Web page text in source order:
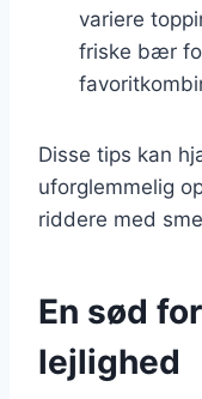
variere
friske bær
Disse tips kan
uforglemmelig
riddere med
En sød
lejlighed